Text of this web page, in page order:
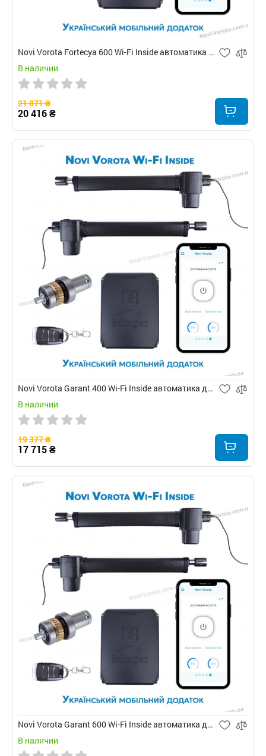
Novi Vorota Fortecya 600 Wi-Fi Inside автоматика для распашных ворот
В наличии
21 871 ₴
20 416 ₴
Novi Vorota Garant 400 Wi-Fi Inside автоматика для распашных ворот
В наличии
19 377 ₴
17 715 ₴
Novi Vorota Garant 600 Wi-Fi Inside автоматика для распашных ворот
В наличии